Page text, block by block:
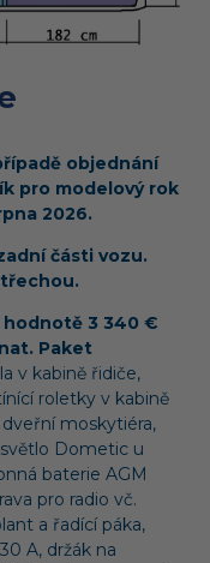
objednání
pro modelový rok
2026.
části vozu.
hodnotě 3 340 €
Paket
v kabině řidiče,
roletky v kabině
moskytiéra,
Dometic u
baterie AGM
pro radio vč.
a řadící páka,
A, držák na